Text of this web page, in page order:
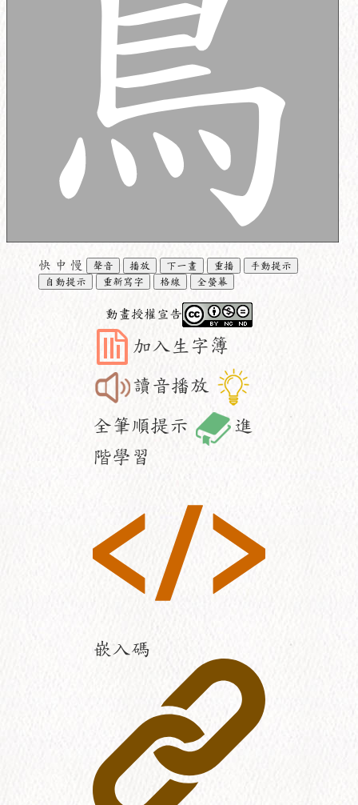
快 中 慢 聲音 播放 下一畫 重播
手動提示
自動提示
重新寫字 格線 全螢幕
動畫授權宣告
加入生字簿
讀音播放
全筆順提示
進
階學習
嵌入碼